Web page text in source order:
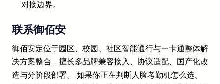
对接边界。
联系御佰安
御佰安定位于园区、校园、社区智能通行与一卡通整体解
决方案整合，擅长多品牌兼容接入、协议适配、国产化改
造与分阶段部署。 如果你正在判断人脸考勤机怎么选、